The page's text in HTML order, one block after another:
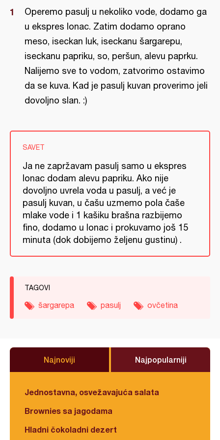
Operemo pasulj u nekoliko vode, dodamo ga
u ekspres lonac. Zatim dodamo oprano
meso, iseckan luk, iseckanu šargarepu,
iseckanu papriku, so, peršun, alevu paprku.
Nalijemo sve to vodom, zatvorimo ostavimo
da se kuva. Kad je pasulj kuvan proverimo jeli
dovoljno slan. :)
SAVET
Ja ne zapržavam pasulj samo u ekspres
lonac dodam alevu papriku. Ako nije
dovoljno uvrela voda u pasulj, a već je
pasulj kuvan, u čašu uzmemo pola čaše
mlake vode i 1 kašiku brašna razbijemo
fino, dodamo u lonac i prokuvamo još 15
minuta (dok dobijemo željenu gustinu) .
TAGOVI
šargarepa pasulj ovčetina
Najnoviji Najpopularniji
Jednostavna, osvežavajuća salata
Brownies sa jagodama
Hladni čokoladni dezert